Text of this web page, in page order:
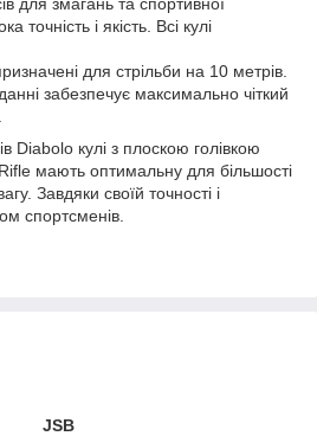
точність і якість. Всі кулі
для стрільби на 10 метрів.
забезпечує максимально чіткий
Diabolo кулі з плоскою голівкою
мають оптимальну для більшості
Завдяки своїй точності і
спортсменів.
JSB